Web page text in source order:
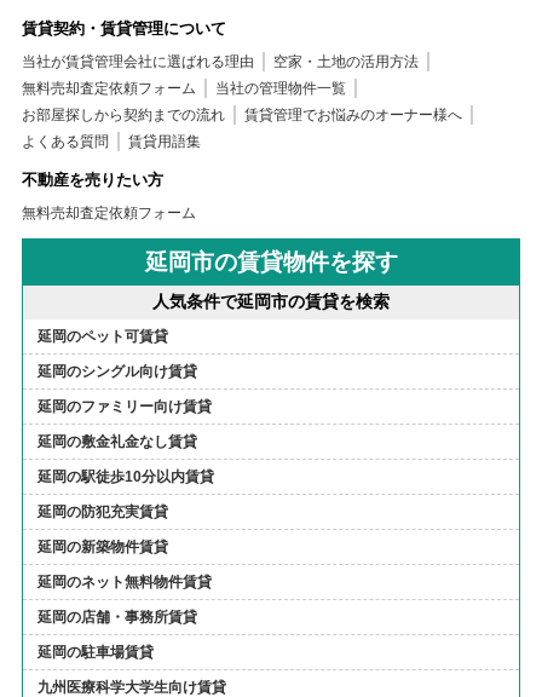
賃貸契約・賃貸管理について
当社が賃貸管理会社に選ばれる理由
空家・土地の活用方法
無料売却査定依頼フォーム
当社の管理物件一覧
お部屋探しから契約までの流れ
賃貸管理でお悩みのオーナー様へ
よくある質問
賃貸用語集
不動産を売りたい方
無料売却査定依頼フォーム
延岡市の賃貸物件を探す
人気条件で延岡市の賃貸を検索
延岡のペット可賃貸
延岡のシングル向け賃貸
延岡のファミリー向け賃貸
延岡の敷金礼金なし賃貸
延岡の駅徒歩10分以内賃貸
延岡の防犯充実賃貸
延岡の新築物件賃貸
延岡のネット無料物件賃貸
延岡の店舗・事務所賃貸
延岡の駐車場賃貸
九州医療科学大学生向け賃貸